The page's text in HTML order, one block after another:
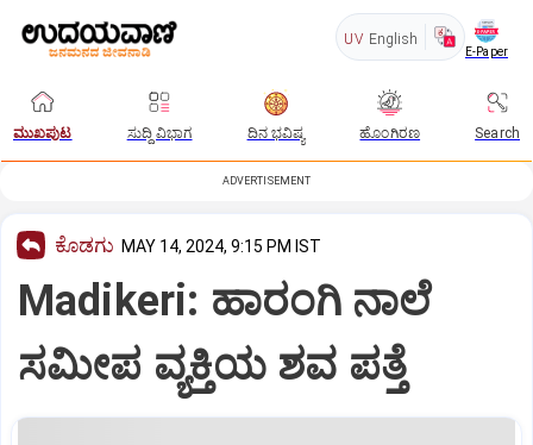
UV English
E-Paper
ಮುಖಪುಟ ಸುದ್ದಿ ವಿಭಾಗ ದಿನ ಭವಿಷ್ಯ ಹೊಂಗಿರಣ Search
ADVERTISEMENT
ಕೊಡಗು MAY 14, 2024, 9:15 PM IST
Madikeri: ಹಾರಂಗಿ ನಾಲೆ
ಸಮೀಪ ವ್ಯಕ್ತಿಯ ಶವ ಪತ್ತೆ